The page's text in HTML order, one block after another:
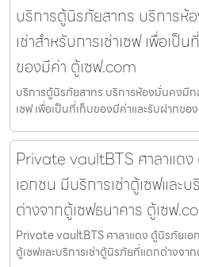
บริการตู้นิรภัยสาทร บริการห้
เช่าสำหรับการเช่าเซฟ เพื่อเป็
ของมีค่า ตู้เซฟ.com
บริการตู้นิรภัยสาทร บริการห้องมั่นคงมีก
เซฟ เพื่อเป็นที่เก็บของมีค่าและรับฝากขอ
Private vaultBTS ศาลาแดง
เอกชน มีบริการเช่าตู้เซฟและ
ต่างจากตู้เซฟธนาคาร ตู้เซฟ
Private vaultBTS ศาลาแดง ตู้นิรภัยเอ
ตู้เซฟและบริการเช่าตู้นิรภัยที่แตกต่างจา